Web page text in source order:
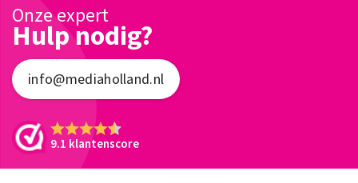
Onze expert
Hulp nodig?
info@mediaholland.nl
9.1 klantenscore